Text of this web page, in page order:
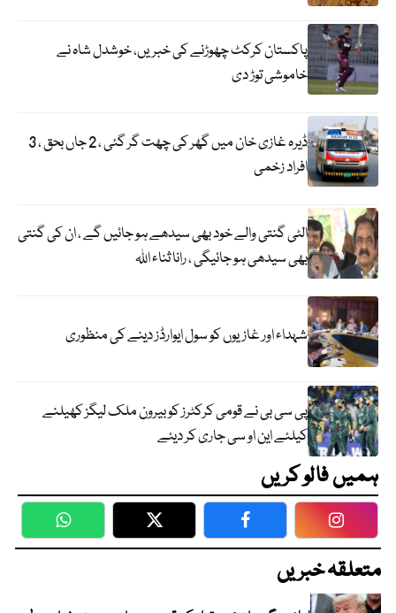
پاکستان کرکٹ چھوڑنے کی خبریں، خوشدل شاہ نے
خاموشی توڑ دی
ڈیرہ غازی خان میں گھر کی چھت گر گئی ، 2 جاں بحق ، 3
افراد زخمی
الٹی گنتی والے خود بھی سیدھے ہو جائیں گے ، ان کی گنتی
بھی سیدھی ہو جائیگی ، رانا ثناء اللہ
شہداء اور غازیوں کو سول ایوارڈز دینے کی منظوری
پی سی بی نے قومی کرکٹرز کو بیرون ملک لیگز کھیلنے
کیلئے این او سی جاری کر دیئے
ہمیں فالو کریں
WhatsApp Twitter Facebook
متعلقہ خبریں